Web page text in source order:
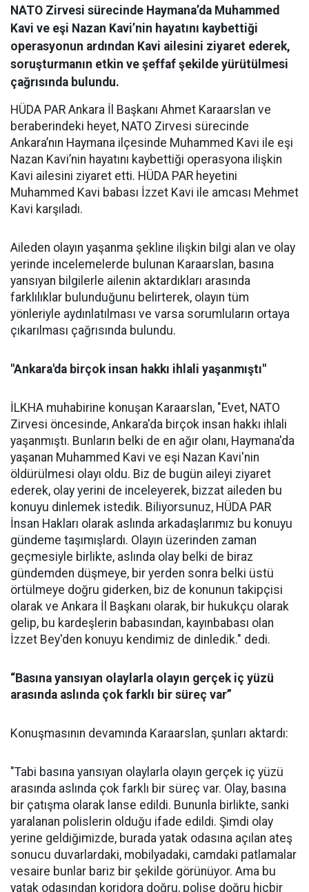
NATO Zirvesi sürecinde Haymana’da Muhammed
Kavi ve eşi Nazan Kavi’nin hayatını kaybettiği
operasyonun ardından Kavi ailesini ziyaret ederek,
soruşturmanın etkin ve şeffaf şekilde yürütülmesi
çağrısında bulundu.
HÜDA PAR Ankara İl Başkanı Ahmet Karaarslan ve
beraberindeki heyet, NATO Zirvesi sürecinde
Ankara’nın Haymana ilçesinde Muhammed Kavi ile eşi
Nazan Kavi’nin hayatını kaybettiği operasyona ilişkin
Kavi ailesini ziyaret etti. HÜDA PAR heyetini
Muhammed Kavi babası İzzet Kavi ile amcası Mehmet
Kavi karşıladı.
Aileden olayın yaşanma şekline ilişkin bilgi alan ve olay
yerinde incelemelerde bulunan Karaarslan, basına
yansıyan bilgilerle ailenin aktardıkları arasında
farklılıklar bulunduğunu belirterek, olayın tüm
yönleriyle aydınlatılması ve varsa sorumluların ortaya
çıkarılması çağrısında bulundu.
"Ankara'da birçok insan hakkı ihlali yaşanmıştı"
İLKHA muhabirine konuşan Karaarslan, "Evet, NATO
Zirvesi öncesinde, Ankara'da birçok insan hakkı ihlali
yaşanmıştı. Bunların belki de en ağır olanı, Haymana'da
yaşanan Muhammed Kavi ve eşi Nazan Kavi'nin
öldürülmesi olayı oldu. Biz de bugün aileyi ziyaret
ederek, olay yerini de inceleyerek, bizzat aileden bu
konuyu dinlemek istedik. Biliyorsunuz, HÜDA PAR
İnsan Hakları olarak aslında arkadaşlarımız bu konuyu
gündeme taşımışlardı. Olayın üzerinden zaman
geçmesiyle birlikte, aslında olay belki de biraz
gündemden düşmeye, bir yerden sonra belki üstü
örtülmeye doğru giderken, biz de konunun takipçisi
olarak ve Ankara İl Başkanı olarak, bir hukukçu olarak
gelip, bu kardeşlerin babasından, kayınbabası olan
İzzet Bey'den konuyu kendimiz de dinledik." dedi.
“Basına yansıyan olaylarla olayın gerçek iç yüzü
arasında aslında çok farklı bir süreç var”
Konuşmasının devamında Karaarslan, şunları aktardı:
"Tabi basına yansıyan olaylarla olayın gerçek iç yüzü
arasında aslında çok farklı bir süreç var. Olay, basına
bir çatışma olarak lanse edildi. Bununla birlikte, sanki
yaralanan polislerin olduğu ifade edildi. Şimdi olay
yerine geldiğimizde, burada yatak odasına açılan ateş
sonucu duvarlardaki, mobilyadaki, camdaki patlamalar
vesaire bunlar bariz bir şekilde görünüyor. Ama bu
yatak odasından koridora doğru, polise doğru hiçbir